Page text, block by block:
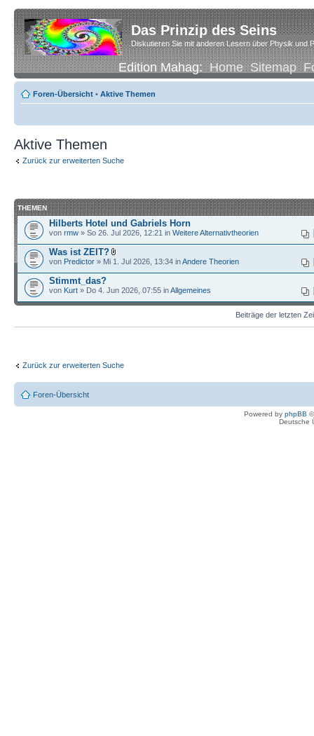
Das Prinzip des Seins
Diskutieren Sie mit anderen Lesern über Physik und
Edition Mahag:Home Sitemap
Foren-Übersicht • Aktive Themen
Aktive Themen
Zurück zur erweiterten Suche
THEMEN
Hilberts Hotel und Gabriels Horn
von rmw » So 26. Jul 2026, 12:21 in Weitere Alternativtheorien
Was ist ZEIT?
von Predictor » Mi 1. Jul 2026, 13:34 inAndere Theorien
Stimmt_das?
von Kurt » Do 4. Jun 2026, 07:55 inAllgemeines
Beiträge der letzten
Zurück zur erweiterten Suche
Foren-Übersicht
Powered by phpBB
Deutsche